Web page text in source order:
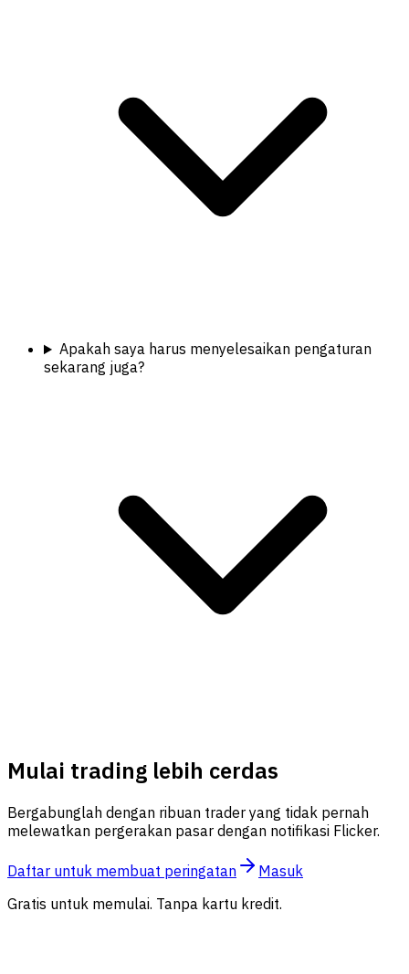
Apakah saya harus menyelesaikan pengaturan
sekarang juga?
Mulai trading lebih cerdas
Bergabunglah dengan ribuan trader yang tidak pernah
melewatkan pergerakan pasar dengan notifikasi Flicker.
Daftar untuk membuat peringatan
Masuk
Gratis untuk memulai. Tanpa kartu kredit.